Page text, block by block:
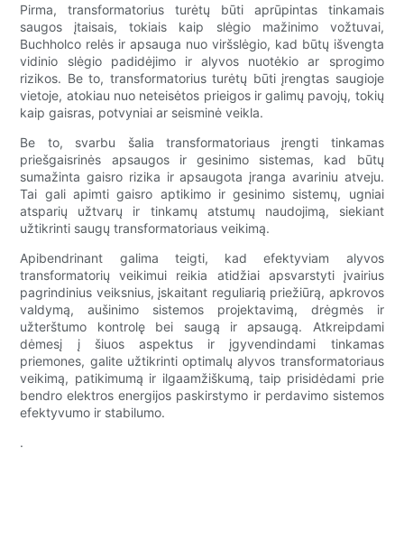
Pirma, transformatorius turėtų būti aprūpintas tinkamais
saugos įtaisais, tokiais kaip slėgio mažinimo vožtuvai,
Buchholco relės ir apsauga nuo viršslėgio, kad būtų išvengta
vidinio slėgio padidėjimo ir alyvos nuotėkio ar sprogimo
rizikos. Be to, transformatorius turėtų būti įrengtas saugioje
vietoje, atokiau nuo neteisėtos prieigos ir galimų pavojų, tokių
kaip gaisras, potvyniai ar seisminė veikla.
Be to, svarbu šalia transformatoriaus įrengti tinkamas
priešgaisrinės apsaugos ir gesinimo sistemas, kad būtų
sumažinta gaisro rizika ir apsaugota įranga avariniu atveju.
Tai gali apimti gaisro aptikimo ir gesinimo sistemų, ugniai
atsparių užtvarų ir tinkamų atstumų naudojimą, siekiant
užtikrinti saugų transformatoriaus veikimą.
Apibendrinant galima teigti, kad efektyviam alyvos
transformatorių veikimui reikia atidžiai apsvarstyti įvairius
pagrindinius veiksnius, įskaitant reguliarią priežiūrą, apkrovos
valdymą, aušinimo sistemos projektavimą, drėgmės ir
užterštumo kontrolę bei saugą ir apsaugą. Atkreipdami
dėmesį į šiuos aspektus ir įgyvendindami tinkamas
priemones, galite užtikrinti optimalų alyvos transformatoriaus
veikimą, patikimumą ir ilgaamžiškumą, taip prisidėdami prie
bendro elektros energijos paskirstymo ir perdavimo sistemos
efektyvumo ir stabilumo.
.